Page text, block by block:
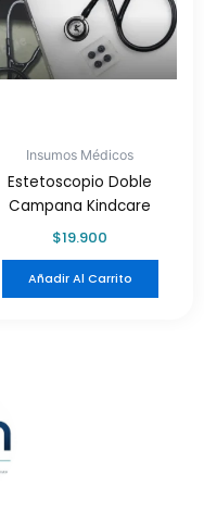
Insumos Médicos
Estetoscopio Doble
Campana Kindcare
$19.900
Añadir Al Carrito